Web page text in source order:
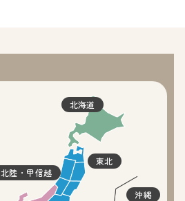
北海道
東北
北陸・甲信越
沖縄